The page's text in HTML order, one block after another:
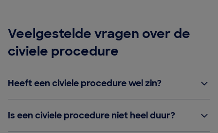
Veelgestelde vragen over de
civiele procedure
Heeft een civiele procedure wel zin?
Is een civiele procedure niet heel duur?